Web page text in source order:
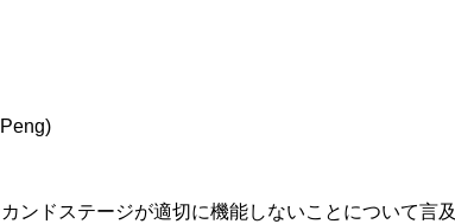
ドステージが適切に機能しないことについて言及